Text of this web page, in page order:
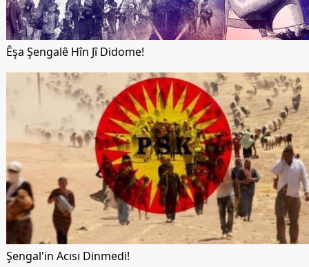
Raporlar
Deklerasyonlar
İLETIŞIM
Êşa Şengalê Hîn Jî Didome!
Şengal'in Acısı Dinmedi!